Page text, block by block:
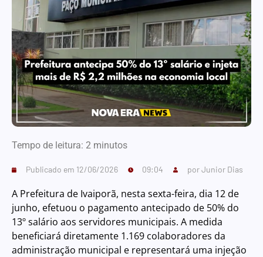
Tempo de leitura: 2 minutos
Publicado em 12/06/2026 09:04 porJunior Dias
A Prefeitura de Ivaiporã, nesta sexta-feira, dia 12 de
junho, efetuou o pagamento antecipado de 50% do
13º salário aos servidores municipais. A medida
beneficiará diretamente 1.169 colaboradores da
administração municipal e representará uma injeção